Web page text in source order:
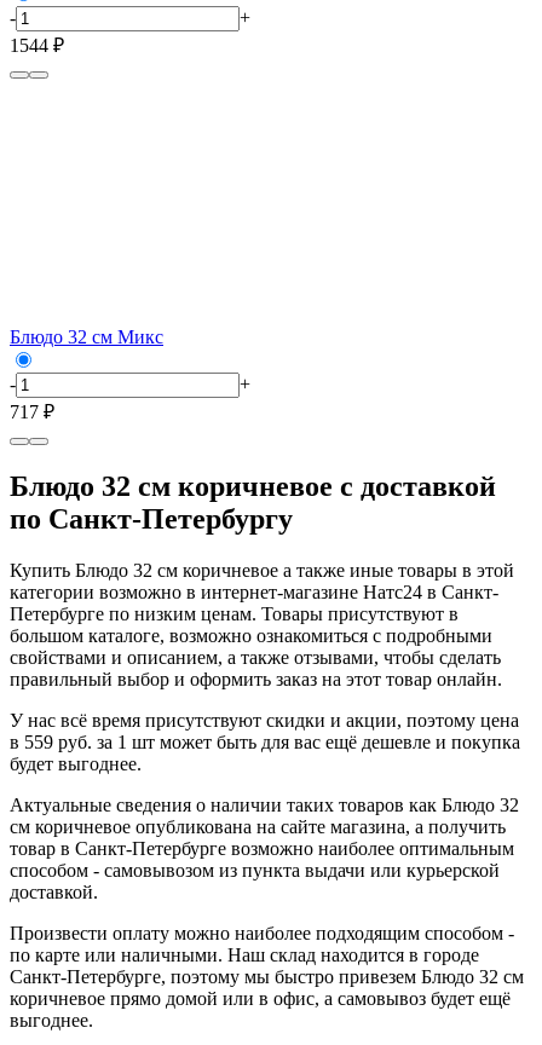
-
+
1544 ₽
Блюдо 32 см Микс
-
+
717 ₽
Блюдо 32 см коричневое с доставкой
по Санкт-Петербургу
Купить Блюдо 32 см коричневое а также иные товары в этой
категории возможно в интернет-магазине Натс24 в Санкт-
Петербурге по низким ценам. Товары присутствуют в
большом каталоге, возможно ознакомиться с подробными
свойствами и описанием, а также отзывами, чтобы сделать
правильный выбор и оформить заказ на этот товар онлайн.
У нас всё время присутствуют скидки и акции, поэтому цена
в 559 руб. за 1 шт может быть для вас ещё дешевле и покупка
будет выгоднее.
Актуальные сведения о наличии таких товаров как Блюдо 32
см коричневое опубликована на сайте магазина, а получить
товар в Санкт-Петербурге возможно наиболее оптимальным
способом - самовывозом из пункта выдачи или курьерской
доставкой.
Произвести оплату можно наиболее подходящим способом -
по карте или наличными. Наш склад находится в городе
Санкт-Петербурге, поэтому мы быстро привезем Блюдо 32 см
коричневое прямо домой или в офис, а самовывоз будет ещё
выгоднее.